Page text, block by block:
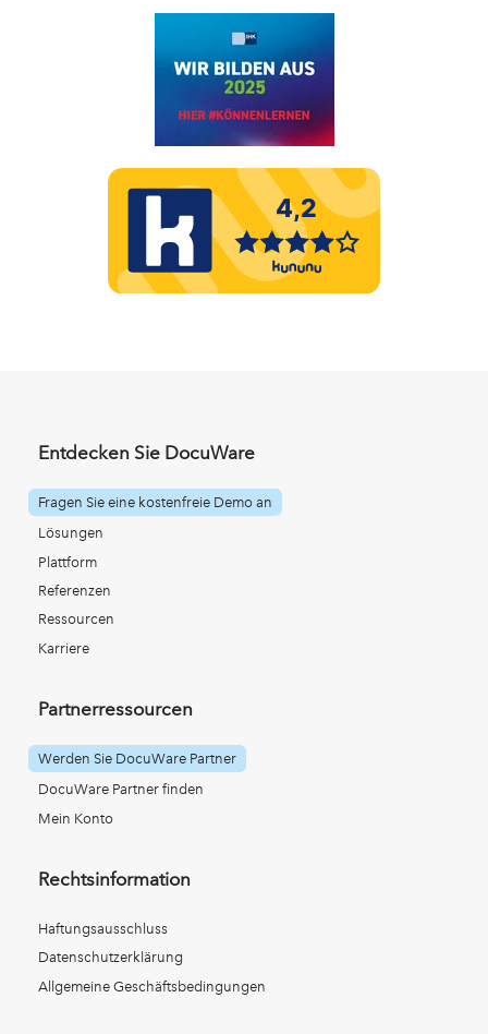
Entdecken Sie DocuWare
Fragen Sie eine kostenfreie Demo an
Lösungen
Plattform
Referenzen
Ressourcen
Karriere
Partnerressourcen
Werden Sie DocuWare Partner
DocuWare Partner finden
Mein Konto
Rechtsinformation
Haftungsausschluss
Datenschutzerklärung
Allgemeine Geschäftsbedingungen